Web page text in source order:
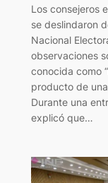
Los consejeros
se deslindaron
Nacional
observaciones
conocida como
producto de
Durante una
explicó que…